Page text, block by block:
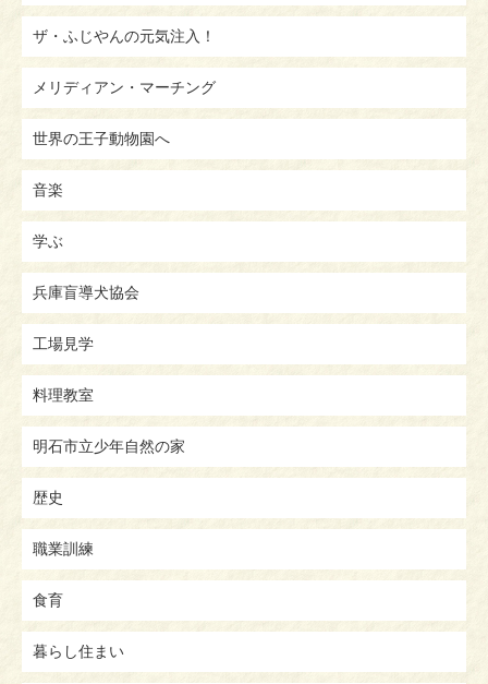
ザ・ふじやんの元気注入！
メリディアン・マーチング
世界の王子動物園へ
音楽
学ぶ
兵庫盲導犬協会
工場見学
料理教室
明石市立少年自然の家
歴史
職業訓練
食育
暮らし住まい